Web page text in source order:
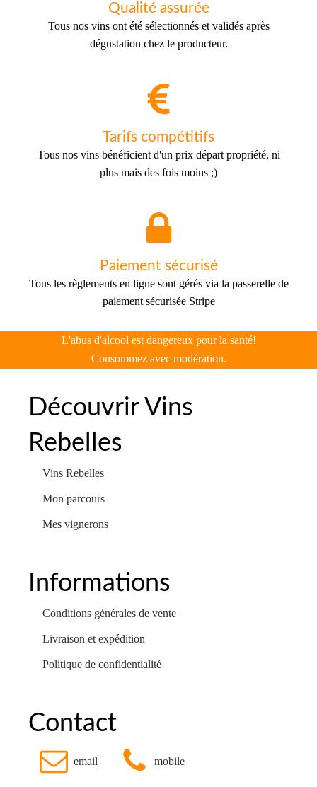
Qualité assurée
Tous nos vins ont été sélectionnés et validés après
dégustation chez le producteur.
Tarifs compétitifs
Tous nos vins bénéficient d'un prix départ propriété, ni
plus mais des fois moins ;)
Paiement sécurisé
Tous les règlements en ligne sont gérés via la passerelle de
paiement sécurisée Stripe
L'abus d'alcool est dangereux pour la santé!
Consommez avec modération.
Découvrir Vins
Rebelles
Vins Rebelles
Mon parcours
Mes vignerons
Informations
Conditions générales de vente
Livraison et expédition
Politique de confidentialité
Contact
email mobile